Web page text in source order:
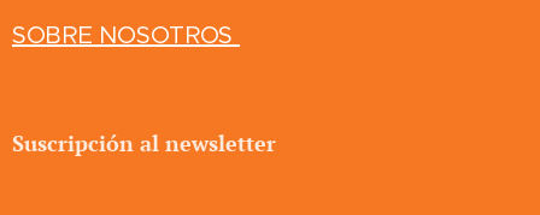
SOBRE NOSOTROS
Suscripción al newsletter